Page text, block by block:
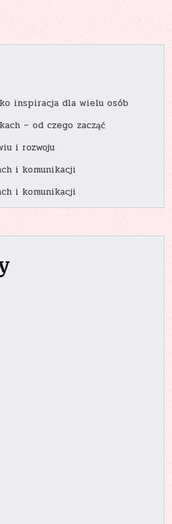
inspiracja dla wielu osób
– od czego zacząć
i rozwoju
i komunikacji
i komunikacji